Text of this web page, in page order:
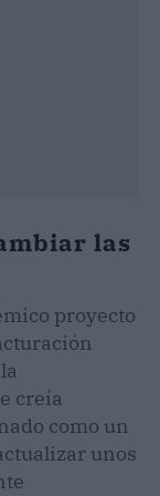
las
proyecto
creía
como un
unos